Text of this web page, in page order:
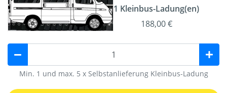
1 Kleinbus-Ladung(en)
188,00 €
Min. 1 und max. 5 x Selbstanlieferung Kleinbus-Ladung